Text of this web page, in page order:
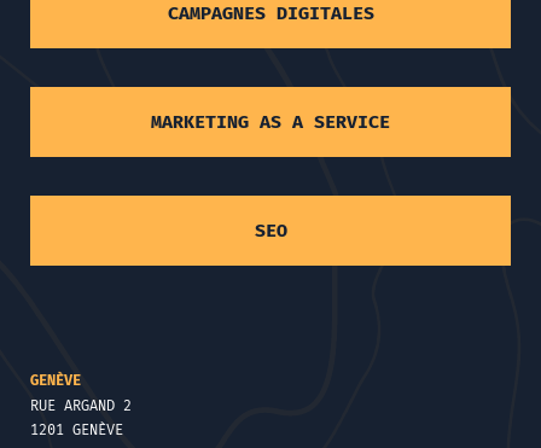
CAMPAGNES DIGITALES
MARKETING AS A SERVICE
SEO
GENÈVE
RUE ARGAND 2
1201 GENÈVE